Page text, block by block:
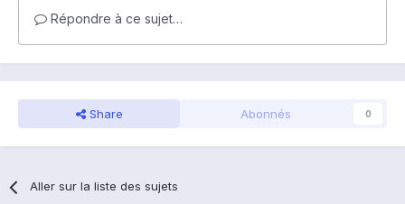
Répondre à ce sujet…
Share Abonnés 0
Aller sur la liste des sujets